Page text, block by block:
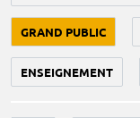
GRAND PUBLIC
ENSEIGNEMENT